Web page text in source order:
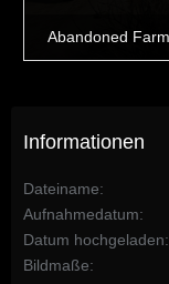
Informationen
Dateiname
Aufnahmedatum
Datum hochgeladen
Bildmaße